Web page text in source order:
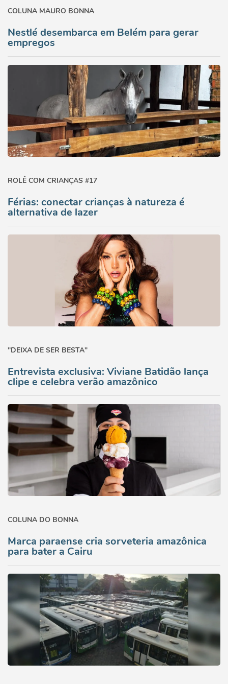
COLUNA MAURO BONNA
Nestlé desembarca em Belém para gerar
empregos
ROLÊ COM CRIANÇAS #17
Férias: conectar crianças à natureza é
alternativa de lazer
"DEIXA DE SER BESTA"
Entrevista exclusiva: Viviane Batidão lança
clipe e celebra verão amazônico
COLUNA DO BONNA
Marca paraense cria sorveteria amazônica
para bater a Cairu